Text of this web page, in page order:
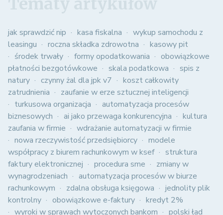
jak sprawdzić nip kasa fiskalna
wykup samochodu z
leasingu
roczna składka zdrowotna
kasowy pit
środek trwały
formy opodatkowania
obowiązkowe
płatności bezgotówkowe
skala podatkowa
spis z
natury
czynny żal dla jpk v7
koszt całkowity
zatrudnienia
zaufanie w erze sztucznej inteligencji
turkusowa organizacja
automatyzacja procesów
biznesowych
ai jako przewaga konkurencyjna
kultura
zaufania w firmie
wdrażanie automatyzacji w firmie
nowa rzeczywistość przedsiębiorcy
modele
współpracy z biurem rachunkowym w ksef
struktura
faktury elektronicznej
procedura sme
zmiany w
wynagrodzeniach
automatyzacja procesów w biurze
rachunkowym
zdalna obsługa księgowa
jednolity plik
kontrolny
obowiązkowe e-faktury
kredyt 2%
wyroki w sprawach wytoczonych bankom
polski ład